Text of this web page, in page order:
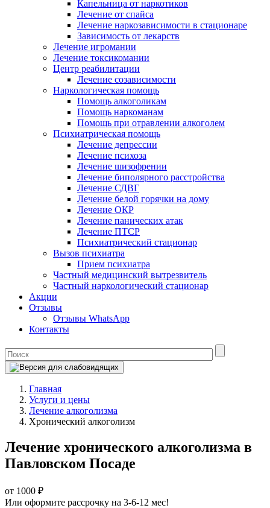
Капельница от наркотиков
Лечение от спайса
Лечение наркозависимости в стационаре
Зависимость от лекарств
Лечение игромании
Лечение токсикомании
Центр реабилитации
Лечение созависимости
Наркологическая помощь
Помощь алкоголикам
Помощь наркоманам
Помощь при отравлении алкоголем
Психиатрическая помощь
Лечение депрессии
Лечение психоза
Лечение шизофрении
Лечение биполярного расстройства
Лечение СДВГ
Лечение белой горячки на дому
Лечение ОКР
Лечение панических атак
Лечение ПТСР
Психиатрический стационар
Вызов психиатра
Прием психиатра
Частный медицинский вытрезвитель
Частный наркологический стационар
Акции
Отзывы
Отзывы WhatsApp
Контакты
Главная
Услуги и цены
Лечение алкоголизма
Хронический алкоголизм
Лечение хронического алкоголизма в
Павловском Посаде
от 1000 ₽
Или оформите рассрочку на 3-6-12 мес!